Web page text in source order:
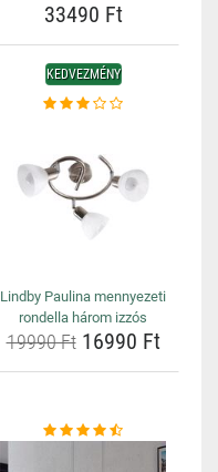
33490 Ft
KEDVEZMÉNY
Lindby Paulina mennyezeti
rondella három izzós
19990 Ft16990 Ft